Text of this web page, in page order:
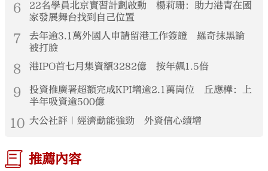
6
22名學員北京實習計劃啟動 楊莉珊：助力港青在國
家發展舞台找到自己位置
7
去年逾3.1萬外國人申請留港工作簽證 羅奇抹黑論
被打臉
8 港IPO首七月集資額3282億 按年飆1.5倍
9
投資推廣署超額完成KPI增逾2.1萬崗位 丘應樺：上
半年吸資逾500億
10 大公社評｜經濟動能強勁 外資信心續增
推薦內容